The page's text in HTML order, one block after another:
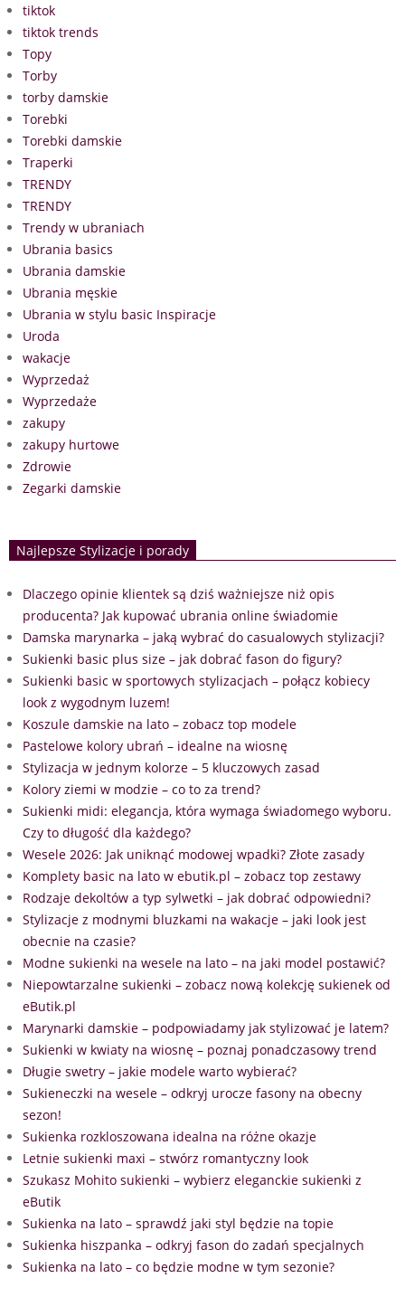
tiktok
tiktok trends
Topy
Torby
torby damskie
Torebki
Torebki damskie
Traperki
TRENDY
TRENDY
Trendy w ubraniach
Ubrania basics
Ubrania damskie
Ubrania męskie
Ubrania w stylu basic Inspiracje
Uroda
wakacje
Wyprzedaż
Wyprzedaże
zakupy
zakupy hurtowe
Zdrowie
Zegarki damskie
Najlepsze Stylizacje i porady
Dlaczego opinie klientek są dziś ważniejsze niż opis
producenta? Jak kupować ubrania online świadomie
Damska marynarka – jaką wybrać do casualowych stylizacji?
Sukienki basic plus size – jak dobrać fason do figury?
Sukienki basic w sportowych stylizacjach – połącz kobiecy
look z wygodnym luzem!
Koszule damskie na lato – zobacz top modele
Pastelowe kolory ubrań – idealne na wiosnę
Stylizacja w jednym kolorze – 5 kluczowych zasad
Kolory ziemi w modzie – co to za trend?
Sukienki midi: elegancja, która wymaga świadomego wyboru.
Czy to długość dla każdego?
Wesele 2026: Jak uniknąć modowej wpadki? Złote zasady
Komplety basic na lato w ebutik.pl – zobacz top zestawy
Rodzaje dekoltów a typ sylwetki – jak dobrać odpowiedni?
Stylizacje z modnymi bluzkami na wakacje – jaki look jest
obecnie na czasie?
Modne sukienki na wesele na lato – na jaki model postawić?
Niepowtarzalne sukienki – zobacz nową kolekcję sukienek od
eButik.pl
Marynarki damskie – podpowiadamy jak stylizować je latem?
Sukienki w kwiaty na wiosnę – poznaj ponadczasowy trend
Długie swetry – jakie modele warto wybierać?
Sukieneczki na wesele – odkryj urocze fasony na obecny
sezon!
Sukienka rozkloszowana idealna na różne okazje
Letnie sukienki maxi – stwórz romantyczny look
Szukasz Mohito sukienki – wybierz eleganckie sukienki z
eButik
Sukienka na lato – sprawdź jaki styl będzie na topie
Sukienka hiszpanka – odkryj fason do zadań specjalnych
Sukienka na lato – co będzie modne w tym sezonie?